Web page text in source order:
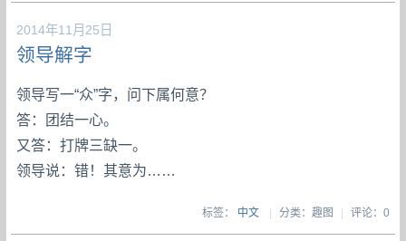
2014年11月25日
领导解字
领导写一“众”字，问下属何意？
答：团结一心。
又答：打牌三缺一。
领导说：错！其意为……
标签： 中文 | 分类：趣图 | 评论：0